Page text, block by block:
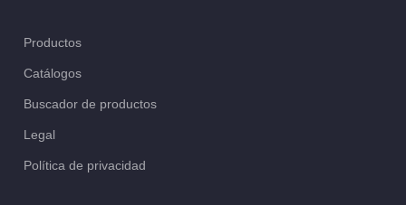
Productos
Catálogos
Buscador de productos
Legal
Política de privacidad